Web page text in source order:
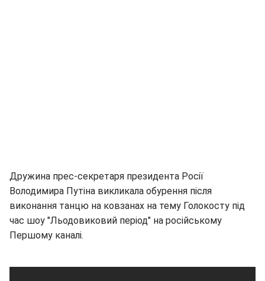
Дружина прес-секретаря президента Росії
Володимира Путіна викликала обурення після
виконання танцю на ковзанах на тему Голокосту під
час шоу "Льодовиковий період" на російському
Першому каналі.